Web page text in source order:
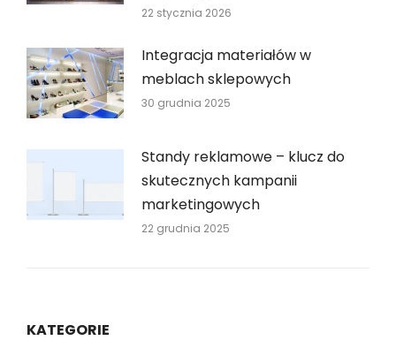
22 stycznia 2026
Integracja materiałów w
meblach sklepowych
30 grudnia 2025
Standy reklamowe – klucz do
skutecznych kampanii
marketingowych
22 grudnia 2025
KATEGORIE